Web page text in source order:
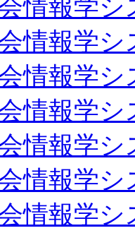
情報学
情報学
情報学
情報学
情報学
情報学
情報学